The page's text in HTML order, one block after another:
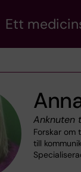
Ett
Anknuten
Forskar om
till